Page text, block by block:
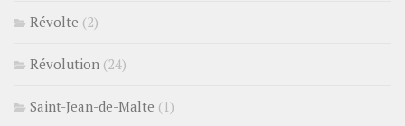
Révolte (2)
Révolution (24)
Saint-Jean-de-Malte (1)